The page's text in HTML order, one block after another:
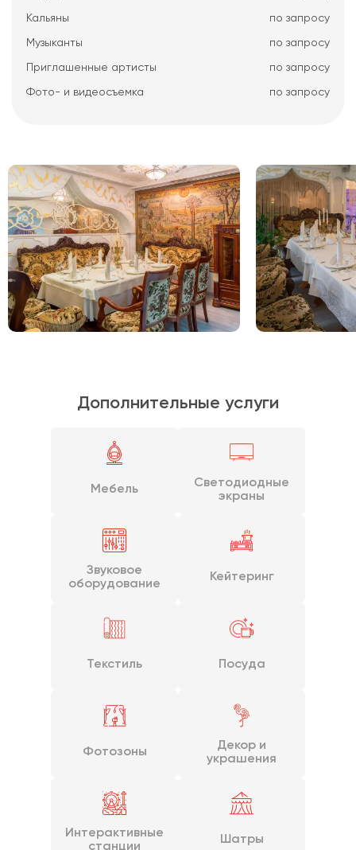
Кальяны по запросу
Музыканты по запросу
Приглашенные артисты по запросу
Фото- и видеосъемка по запросу
Дополнительные услуги
Мебель
Светодиодные
экраны
Звуковое
оборудование
Кейтеринг
Текстиль Посуда
Фотозоны
Декор и
украшения
Интерактивные
станции
Шатры